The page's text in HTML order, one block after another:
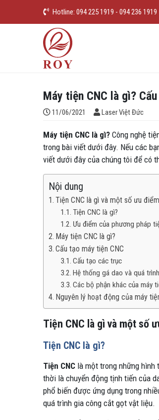
Chuyển đến nội dung
Hotline: 094 225 1919 - 094 236 1919
Laser Việt Đức
Máy tiện CNC là gì?
11/06/2021 Đăng bởi
Laser Việt Đức
Máy tiện CNC là gì? Công nghệ
trong bài viết dưới đây. Nếu các
viết dưới đây của chúng tôi để có
Nội dung
Tiện CNC là gì và một số ưu
Tiện CNC là gì?
Ưu điểm của phương pháp
Máy tiện CNC là gì?
Cấu tạo máy tiện CNC
Cấu tạo các trục
Hệ thống gá dao và quá
Các bộ phận khác của máy
Nguyên lý hoạt động của máy
Tiện CNC là gì và một số
Tiện CNC là gì?
Tiện CNC là một trong những hình
thời là chuyển động tịnh tiến của
phổ biến được ứng dụng trong
quá trình gia công cắt gọt vật liệu.